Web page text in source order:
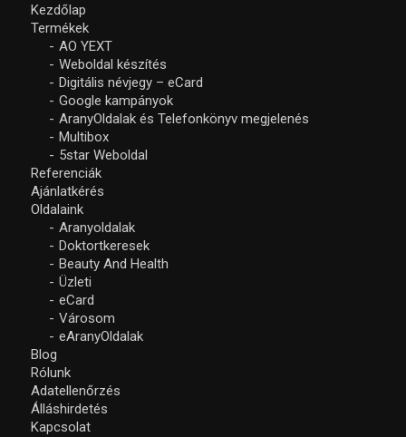
Kezdőlap
Termékek
AO YEXT
Weboldal készítés
Digitális névjegy – eCard
Google kampányok
AranyOldalak és Telefonkönyv megjelenés
Multibox
5star Weboldal
Referenciák
Ajánlatkérés
Oldalaink
Aranyoldalak
Doktortkeresek
Beauty And Health
Üzleti
eCard
Városom
eAranyOldalak
Blog
Rólunk
Adatellenőrzés
Álláshirdetés
Kapcsolat